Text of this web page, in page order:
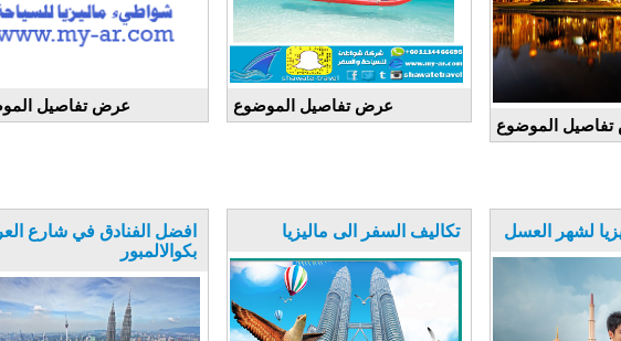
عرض تفاصيل عرض تفاصيل الموضوع
الموضوع
افضل الفنادق في شارع
بكوالالمبور
تكاليف السفر الى ماليزيا لشهر العسل